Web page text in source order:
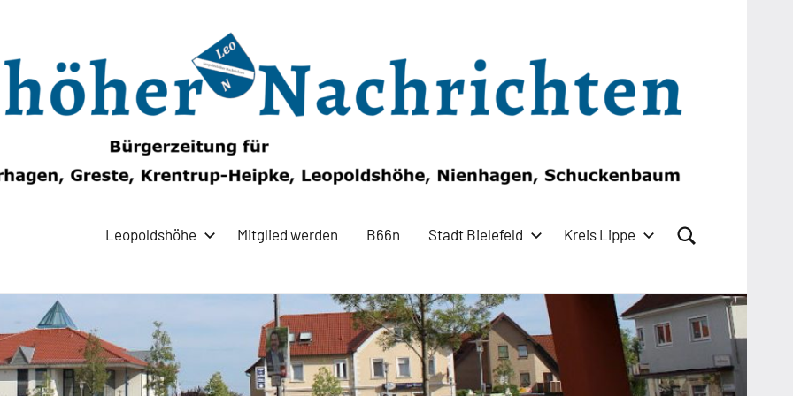
Leopoldshöhe Mitglied werden B66n Stadt Bielefeld Kreis Lippe